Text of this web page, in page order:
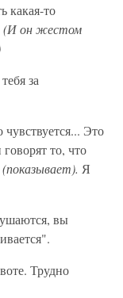
какая-то
(И он жестом
за
Это
то, что
(показывает). Я
вы
Трудно